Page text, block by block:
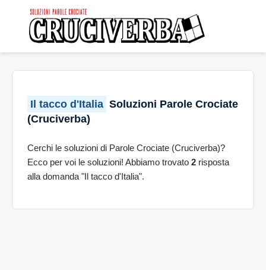
Il tacco d'Italia Soluzioni Parole Crociate
(Cruciverba)
Cerchi le soluzioni di Parole Crociate (Cruciverba)?
Ecco per voi le soluzioni! Abbiamo trovato 2 risposta
alla domanda "Il tacco d'Italia".